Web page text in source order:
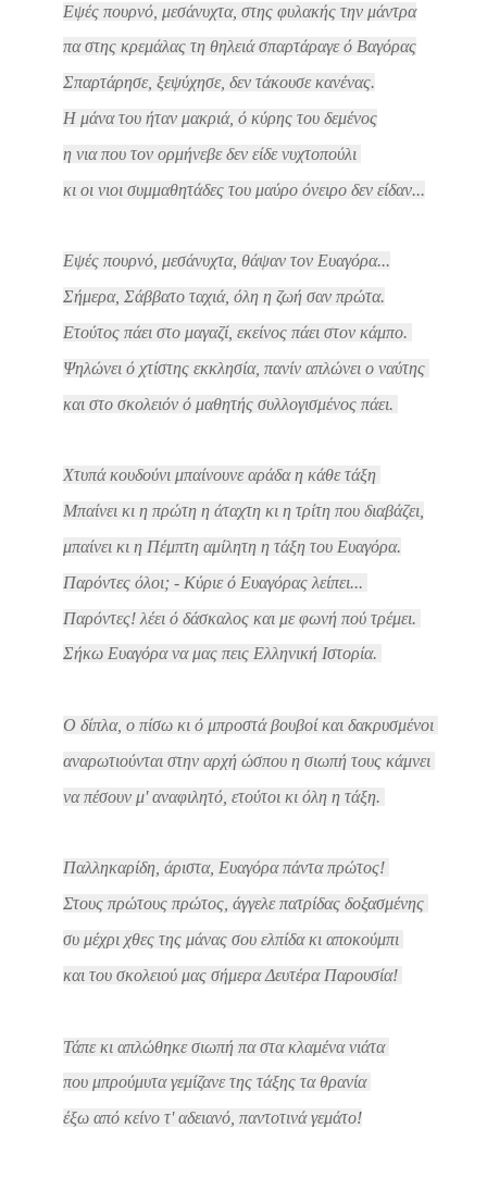
Εψές πουρνό, μεσάνυχτα, στης φυλακής την μάντρα
πα στης κρεμάλας τη θηλειά σπαρτάραγε ό Βαγόρας
Σπαρτάρησε, ξεψύχησε, δεν τάκουσε κανένας.
Η μάνα του ήταν μακριά, ό κύρης του δεμένος
η νια που τον ορμήνεβε δεν είδε νυχτοπούλι
κι οι νιοι συμμαθητάδες του μαύρο όνειρο δεν είδαν...
Εψές πουρνό, μεσάνυχτα, θάψαν τον Ευαγόρα...
Σήμερα, Σάββατο ταχιά, όλη η ζωή σαν πρώτα.
Ετούτος πάει στο μαγαζί, εκείνος πάει στον κάμπο.
Ψηλώνει ό χτίστης εκκλησία, πανίν απλώνει ο ναύτης
και στο σκολειόν ό μαθητής συλλογισμένος πάει.
Χτυπά κουδούνι μπαίνουνε αράδα η κάθε τάξη
Μπαίνει κι η πρώτη η άταχτη κι η τρίτη που διαβάζει,
μπαίνει κι η Πέμπτη αμίλητη η τάξη του Ευαγόρα.
Παρόντες όλοι; - Κύριε ό Ευαγόρας λείπει...
Παρόντες! λέει ό δάσκαλος και με φωνή πού τρέμει.
Σήκω Ευαγόρα να μας πεις Ελληνική Ιστορία.
Ο δίπλα, ο πίσω κι ό μπροστά βουβοί και δακρυσμένοι
αναρωτιούνται στην αρχή ώσπου η σιωπή τους κάμνει
να πέσουν μ' αναφιλητό, ετούτοι κι όλη η τάξη.
Παλληκαρίδη, άριστα, Ευαγόρα πάντα πρώτος!
Στους πρώτους πρώτος, άγγελε πατρίδας δοξασμένης
συ μέχρι χθες της μάνας σου ελπίδα κι αποκούμπι
και του σκολειού μας σήμερα Δευτέρα Παρουσία!
Τάπε κι απλώθηκε σιωπή πα στα κλαμένα νιάτα
που μπρούμυτα γεμίζανε της τάξης τα θρανία
έξω από κείνο τ' αδειανό, παντοτινά γεμάτο!